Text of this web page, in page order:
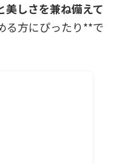
美しさを兼ね備えて
る方にぴったり**で